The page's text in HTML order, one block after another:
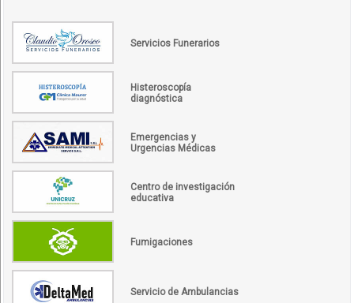
Servicios Funerarios
Histeroscopía
diagnóstica
Emergencias y
Urgencias Médicas
Centro de investigación
educativa
Fumigaciones
Servicio de Ambulancias